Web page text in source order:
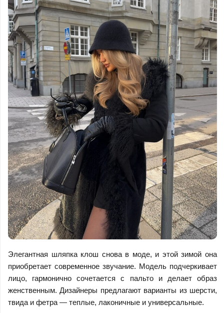
Элегантная шляпка клош снова в моде, и этой зимой она
приобретает современное звучание. Модель подчеркивает
лицо, гармонично сочетается с пальто и делает образ
женственным. Дизайнеры предлагают варианты из шерсти,
твида и фетра — теплые, лаконичные и универсальные.